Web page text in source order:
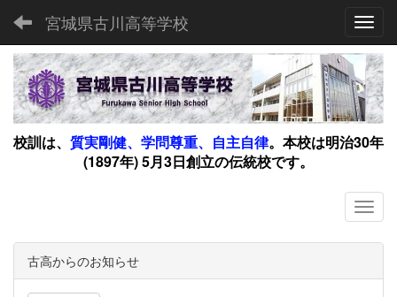
宮城県古川高等学校
校訓は、 質実剛健、学問尊重、自主自律。 本校は明治30年
(1897年) 5月3日創立の伝統校です。
古高からのお知らせ